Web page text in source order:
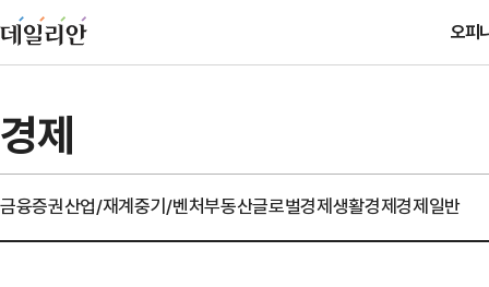
오피
경제
금융증권산업/재계중기/벤처부동산글로벌경제생활경제경제일반